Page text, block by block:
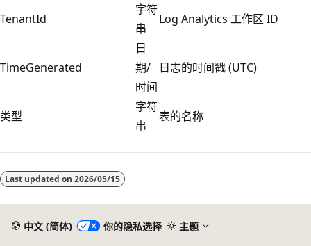
TenantId
字符
串
Log Analytics 工作区 ID
TimeGenerated
日
期/
时间
日志的时间戳 (UTC)
类型
字符
串
表的名称
模
式
Last updated on 2026/05/15
中文 (简体) 你的隐私选择 主题